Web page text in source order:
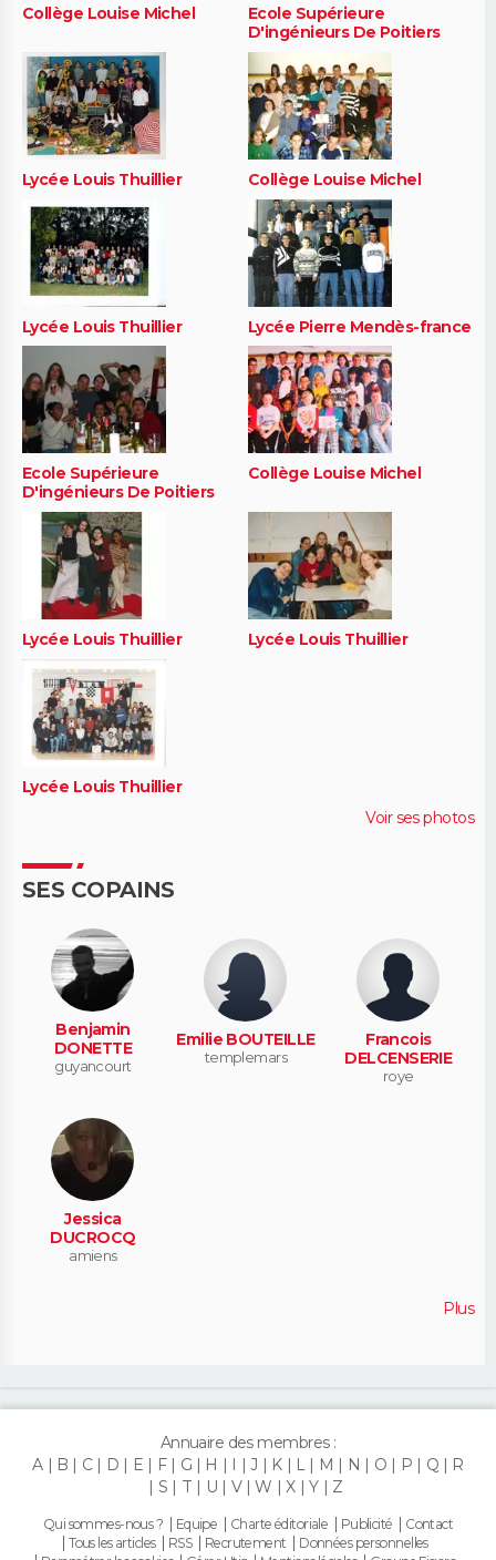
Collège Louise Michel
Ecole Supérieure
D'ingénieurs De Poitiers
Lycée Louis Thuillier Collège Louise Michel
Lycée Louis Thuillier Lycée Pierre Mendès-france
Ecole Supérieure
D'ingénieurs De Poitiers
Collège Louise Michel
Lycée Louis Thuillier Lycée Louis Thuillier
Lycée Louis Thuillier
Voir ses photos
SES COPAINS
Benjamin
DONETTE
guyancourt
Emilie BOUTEILLE
templemars
Francois
DELCENSERIE
roye
Jessica
DUCROCQ
amiens
Plus
Annuaire des membres :
A
B C D E F G H J K L M N O P Q
R
S
T U V W X Y Z
Qui sommes-nous ? Equipe Charte éditoriale Publicité
Contact
Tous les articles
RSS Recrutement
Données personnelles